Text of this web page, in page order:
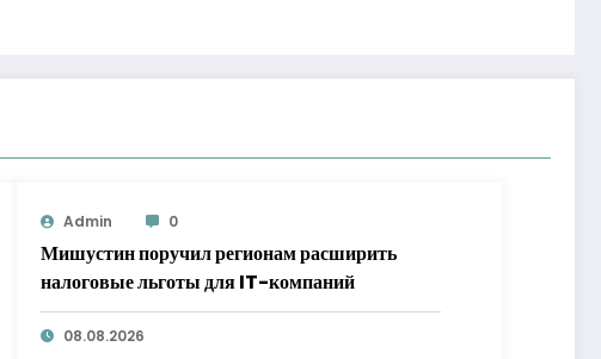
Admin 0
Мишустин поручил регионам расширить
налоговые льготы для IT-компаний
08.08.2026